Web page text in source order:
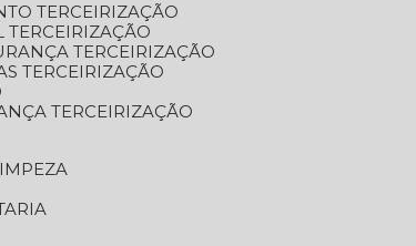
TERCEIRIZAÇÃO
TERCEIRIZAÇÃO
TERCEIRIZAÇÃO
TERCEIRIZAÇÃO
TERCEIRIZAÇÃO